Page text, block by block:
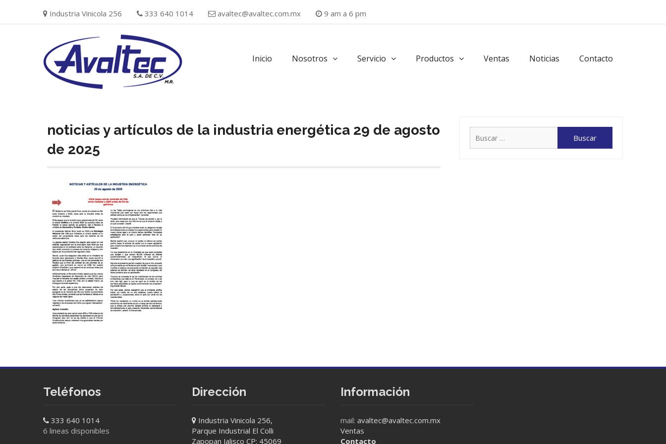
content
Industria Vinicola 256 333 640 1014 avaltec@avaltec.com.mx 9 am a 6 pm
Inicio Nosotros Servicio Productos Ventas Noticias Contacto
noticias y artículos de la industria energética 29 de agosto
de 2025
Teléfonos
333 640 1014
6 lineas disponibles
Dirección
Industria Vinicola 256,
Parque Industrial El Colli
Zapopan Jalisco CP: 45069
Información
mail: avaltec@avaltec.com.mx
Ventas
Contacto